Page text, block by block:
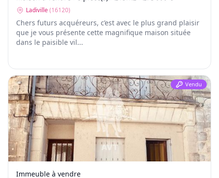
Ladiville(16120)
Chers futurs acquéreurs, c’est avec le plus grand plaisir
que je vous présente cette magnifique maison située
dans le paisible vil...
Vendu
Immeuble à vendre